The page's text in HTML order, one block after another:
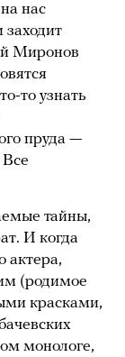
нас
заходит
Миронов
то узнать
пруда —
Все
тайны,
И когда
актера,
(родимое
красками,
монологе,